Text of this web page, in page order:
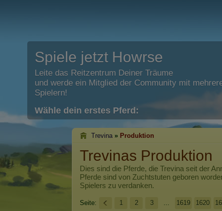
Spiele jetzt Howrse
Leite das Reitzentrum Deiner Träume
und werde ein Mitglied der Community mit
Spielern!
Wähle dein erstes Pferd:
Trevina » Produktion
Trevinas Produktion
Dies sind die Pferde, die Trevina seit der
Pferde sind von Zuchtstuten geboren
Spielers zu verdanken.
Seite: 1 2 3 ... 1619 1620